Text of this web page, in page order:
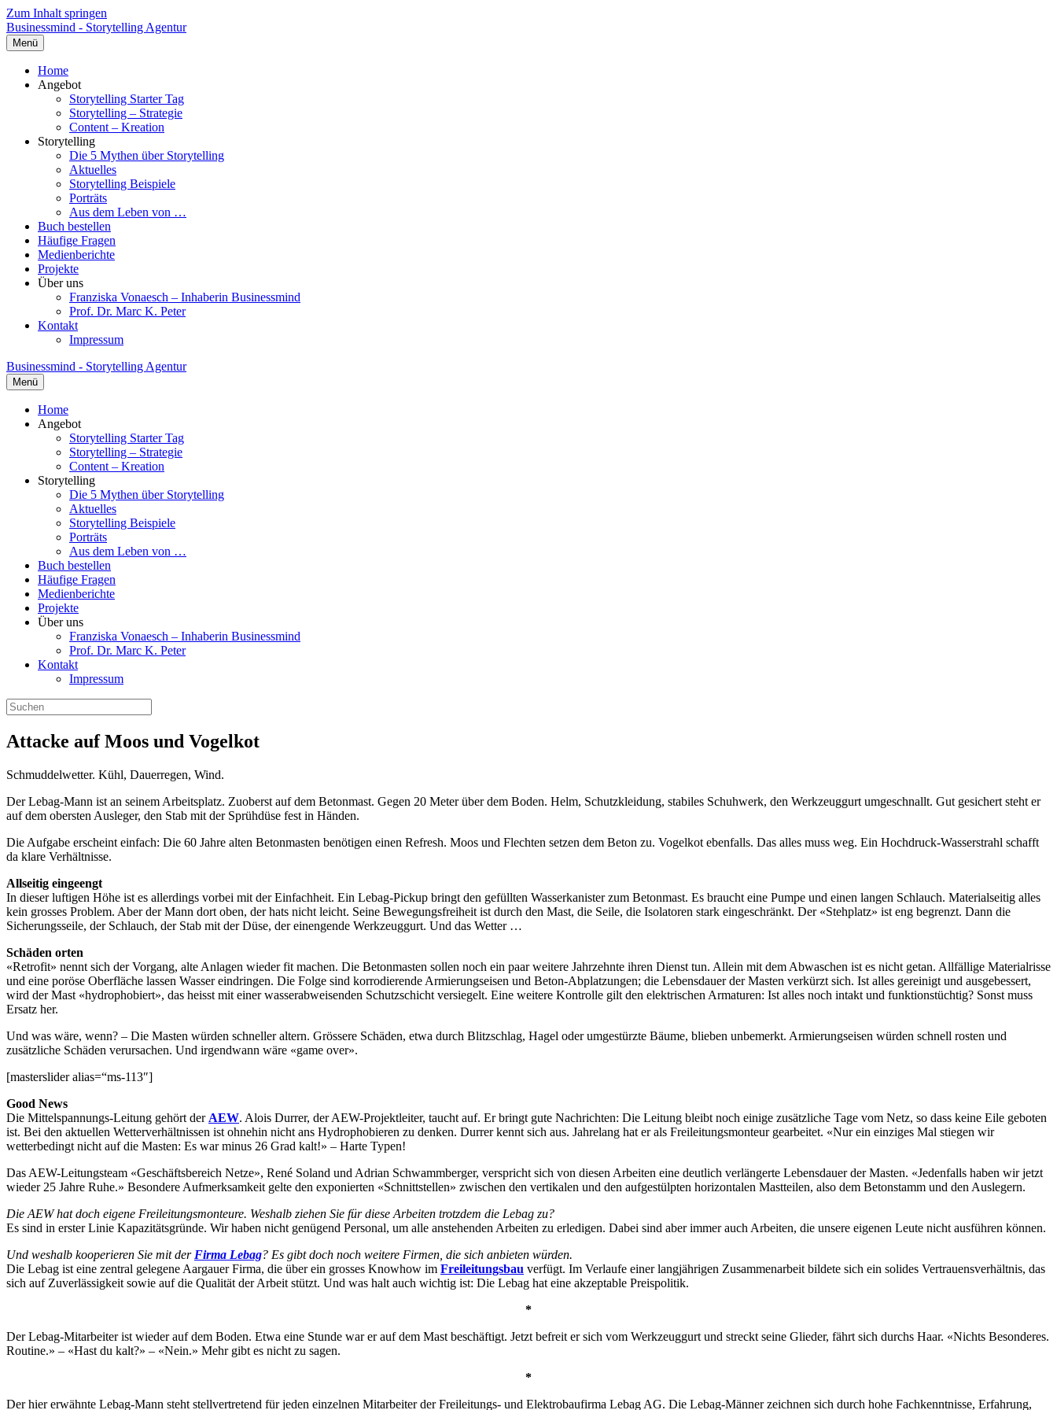
Zum Inhalt springen
Businessmind - Storytelling Agentur
Menü
Home
Angebot
Storytelling Starter Tag
Storytelling – Strategie
Content – Kreation
Storytelling
Die 5 Mythen über Storytelling
Aktuelles
Storytelling Beispiele
Porträts
Aus dem Leben von …
Buch bestellen
Häufige Fragen
Medienberichte
Projekte
Über uns
Franziska Vonaesch – Inhaberin Businessmind
Prof. Dr. Marc K. Peter
Kontakt
Impressum
Businessmind - Storytelling Agentur
Menü
Home
Angebot
Storytelling Starter Tag
Storytelling – Strategie
Content – Kreation
Storytelling
Die 5 Mythen über Storytelling
Aktuelles
Storytelling Beispiele
Porträts
Aus dem Leben von …
Buch bestellen
Häufige Fragen
Medienberichte
Projekte
Über uns
Franziska Vonaesch – Inhaberin Businessmind
Prof. Dr. Marc K. Peter
Kontakt
Impressum
Attacke auf Moos und Vogelkot
Schmuddelwetter. Kühl, Dauerregen, Wind.
Der Lebag-Mann ist an seinem Arbeitsplatz. Zuoberst auf dem Betonmast. Gegen 20 Meter über dem Boden. Helm, Schutzkleidung, stabiles Schuhwerk, den Werkzeuggurt umgeschnallt. Gut gesichert steht er
auf dem obersten Ausleger, den Stab mit der Sprühdüse fest in Händen.
Die Aufgabe erscheint einfach: Die 60 Jahre alten Betonmasten benötigen einen Refresh. Moos und Flechten setzen dem Beton zu. Vogelkot ebenfalls. Das alles muss weg. Ein Hochdruck-Wasserstrahl schafft
da klare Verhältnisse.
Allseitig eingeengt
In dieser luftigen Höhe ist es allerdings vorbei mit der Einfachheit. Ein Lebag-Pickup bringt den gefüllten Wasserkanister zum Betonmast. Es braucht eine Pumpe und einen langen Schlauch. Materialseitig alles
kein grosses Problem. Aber der Mann dort oben, der hats nicht leicht. Seine Bewegungsfreiheit ist durch den Mast, die Seile, die Isolatoren stark eingeschränkt. Der «Stehplatz» ist eng begrenzt. Dann die
Sicherungsseile, der Schlauch, der Stab mit der Düse, der einengende Werkzeuggurt. Und das Wetter …
Schäden orten
«Retrofit» nennt sich der Vorgang, alte Anlagen wieder fit machen. Die Betonmasten sollen noch ein paar weitere Jahrzehnte ihren Dienst tun. Allein mit dem Abwaschen ist es nicht getan. Allfällige Materialrisse
und eine poröse Oberfläche lassen Wasser eindringen. Die Folge sind korrodierende Armierungseisen und Beton-Abplatzungen; die Lebensdauer der Masten verkürzt sich. Ist alles gereinigt und ausgebessert,
wird der Mast «hydrophobiert», das heisst mit einer wasserabweisenden Schutzschicht versiegelt. Eine weitere Kontrolle gilt den elektrischen Armaturen: Ist alles noch intakt und funktionstüchtig? Sonst muss
Ersatz her.
Und was wäre, wenn? – Die Masten würden schneller altern. Grössere Schäden, etwa durch Blitzschlag, Hagel oder umgestürzte Bäume, blieben unbemerkt. Armierungseisen würden schnell rosten und
zusätzliche Schäden verursachen. Und irgendwann wäre «game over».
[masterslider alias=“ms-113″]
Good News
Die Mittelspannungs-Leitung gehört der AEW. Alois Durrer, der AEW-Projektleiter, taucht auf. Er bringt gute Nachrichten: Die Leitung bleibt noch einige zusätzliche Tage vom Netz, so dass keine Eile geboten
ist. Bei den aktuellen Wetterverhältnissen ist ohnehin nicht ans Hydrophobieren zu denken. Durrer kennt sich aus. Jahrelang hat er als Freileitungsmonteur gearbeitet. «Nur ein einziges Mal stiegen wir
wetterbedingt nicht auf die Masten: Es war minus 26 Grad kalt!» – Harte Typen!
Das AEW-Leitungsteam «Geschäftsbereich Netze», René Soland und Adrian Schwammberger, verspricht sich von diesen Arbeiten eine deutlich verlängerte Lebensdauer der Masten. «Jedenfalls haben wir jetzt
wieder 25 Jahre Ruhe.» Besondere Aufmerksamkeit gelte den exponierten «Schnittstellen» zwischen den vertikalen und den aufgestülpten horizontalen Mastteilen, also dem Betonstamm und den Auslegern.
Die AEW hat doch eigene Freileitungsmonteure. Weshalb ziehen Sie für diese Arbeiten trotzdem die Lebag zu?
Es sind in erster Linie Kapazitätsgründe. Wir haben nicht genügend Personal, um alle anstehenden Arbeiten zu erledigen. Dabei sind aber immer auch Arbeiten, die unsere eigenen Leute nicht ausführen können.
Und weshalb kooperieren Sie mit der Firma Lebag? Es gibt doch noch weitere Firmen, die sich anbieten würden.
Die Lebag ist eine zentral gelegene Aargauer Firma, die über ein grosses Knowhow im Freileitungsbau verfügt. Im Verlaufe einer langjährigen Zusammenarbeit bildete sich ein solides Vertrauensverhältnis, das
sich auf Zuverlässigkeit sowie auf die Qualität der Arbeit stützt. Und was halt auch wichtig ist: Die Lebag hat eine akzeptable Preispolitik.
*
Der Lebag-Mitarbeiter ist wieder auf dem Boden. Etwa eine Stunde war er auf dem Mast beschäftigt. Jetzt befreit er sich vom Werkzeuggurt und streckt seine Glieder, fährt sich durchs Haar. «Nichts Besonderes.
Routine.» – «Hast du kalt?» – «Nein.» Mehr gibt es nicht zu sagen.
*
Der hier erwähnte Lebag-Mann steht stellvertretend für jeden einzelnen Mitarbeiter der Freileitungs- und Elektrobaufirma Lebag AG. Die Lebag-Männer zeichnen sich durch hohe Fachkenntnisse, Erfahrung,